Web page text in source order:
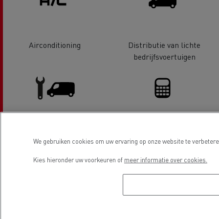
Airconditioning
Distributie van lichte
bedrijfsvoertuigen
We gebruiken cookies om uw ervaring op onze website te
Kies hieronder uw voorkeuren of meer informatie over cookies.